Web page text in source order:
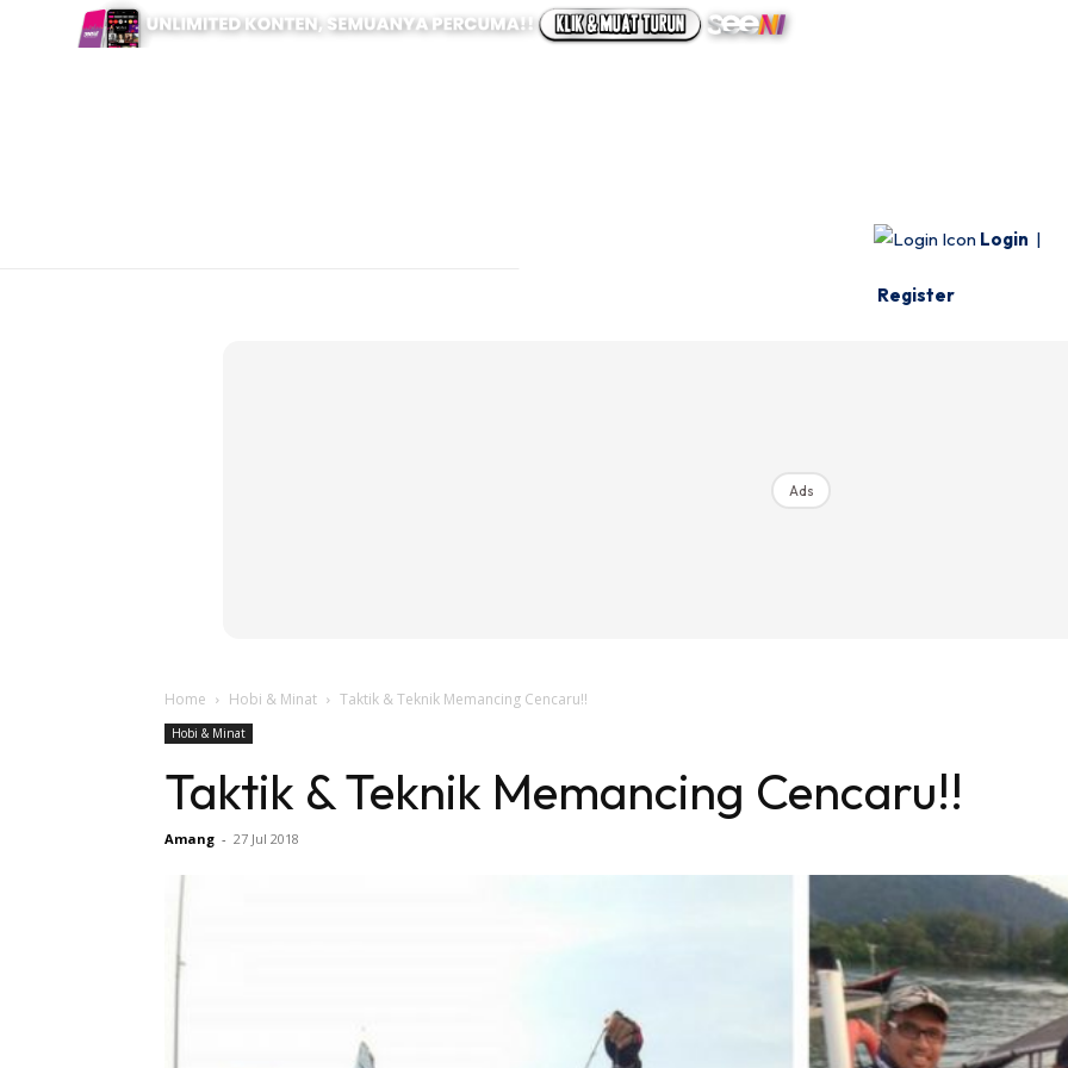
Login |
Register
Ads
Home Hobi & Minat Taktik & Teknik Memancing Cencaru!!
Hobi & Minat
Taktik & Teknik Memancing Cencaru!!
Amang - 27 Jul 2018